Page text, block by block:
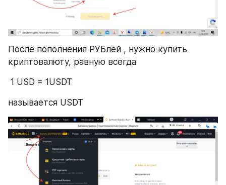
После пополнения РУБлей , нужно купить
криптовалюту, равную всегда
1 USD = 1USDT
называется USDT